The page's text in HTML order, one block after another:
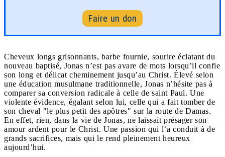
Faire un don
Cheveux longs grisonnants, barbe fournie, sourire éclatant du
nouveau baptisé, Jonas n’est pas avare de mots lorsqu’il confie
son long et délicat cheminement jusqu’au Christ. Élevé selon
une éducation musulmane traditionnelle, Jonas n’hésite pas à
comparer sa conversion radicale à celle de saint Paul. Une
violente évidence, égalant selon lui, celle qui a fait tomber de
son cheval "le plus petit des apôtres" sur la route de Damas.
En effet, rien, dans la vie de Jonas, ne laissait présager son
amour ardent pour le Christ. Une passion qui l’a conduit à de
grands sacrifices, mais qui le rend pleinement heureux
aujourd’hui.